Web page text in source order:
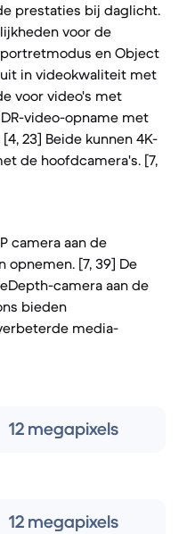
prestaties bij daglicht.
voor de
en Object
uit in videokwaliteit met
voor video's met
video-opname met
23] Beide kunnen 4K-
de hoofdcamera's. [7,
camera aan de
opnemen. [7, 39] De
camera aan de
bieden
media-
12 megapixels
12 megapixels